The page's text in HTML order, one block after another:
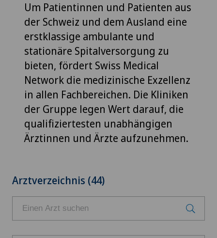
Um Patientinnen und Patienten aus
der Schweiz und dem Ausland eine
erstklassige ambulante und
stationäre Spitalversorgung zu
bieten, fördert Swiss Medical
Network die medizinische Exzellenz
in allen Fachbereichen. Die Kliniken
der Gruppe legen Wert darauf, die
qualifiziertesten unabhängigen
Ärztinnen und Ärzte aufzunehmen.
Arztverzeichnis (44)